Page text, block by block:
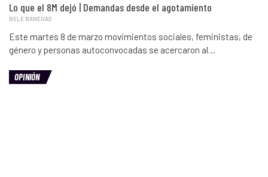
Lo que el 8M dejó | Demandas desde el agotamiento
BELE BANEGAS
Este martes 8 de marzo movimientos sociales, feministas, de
género y personas autoconvocadas se acercaron al…
OPINIÓN